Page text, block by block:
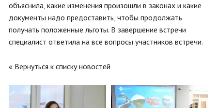
объяснила, какие изменения произошли в законах и какие
документы надо предоставить, чтобы продолжать
получать положенные льготы. В завершение встречи
специалист ответила на все вопросы участников встречи.
« Вернуться к списку новостей